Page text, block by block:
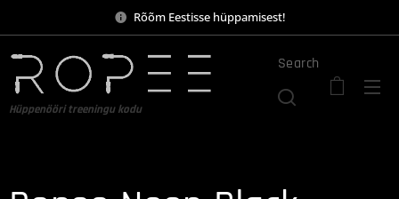
Rõõm Eestisse hüppamisest!
Hüppenööri treeningu kodu
Search